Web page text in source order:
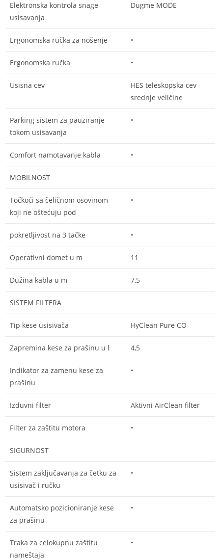
Elektronska kontrola snage
usisavanja
Dugme MODE
Ergonomska ručka za nošenje •
Ergonomska ručka •
Usisna cev
HES teleskopska cev
srednje veličine
Parking sistem za pauziranje
tokom usisavanja
•
Comfort namotavanje kabla •
MOBILNOST
Točkoći sa čeličnom osovinom
koji ne oštećuju pod
•
pokretljivost na 3 tačke •
Operativni domet u m 11
Dužina kabla u m 7,5
SISTEM FILTERA
Tip kese usisivača HyClean Pure CO
Zapremina kese za prašinu u l 4,5
Indikator za zamenu kese za
prašinu
•
Izduvni filter Aktivni AirClean filter
Filter za zaštitu motora •
SIGURNOST
Sistem zaključavanja za četku za
usisivač i ručku
•
Automatsko pozicioniranje kese
za prašinu
•
Traka za celokupnu zaštitu
nameštaja
•